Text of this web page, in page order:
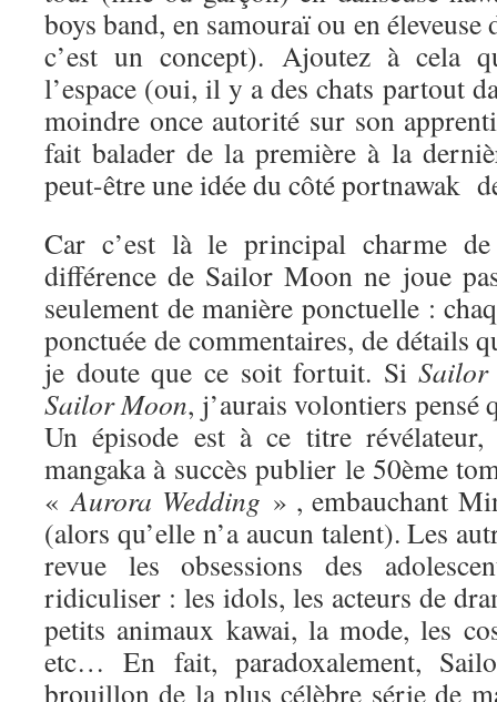
boys band, en samouraï ou en éleveuse
c’est un concept). Ajoutez à cela
l’espace (oui, il y a des chats partout
moindre once autorité sur son
fait balader de la première à la
peut-être une idée du côté portnawak
Car c’est là le principal charme
différence de Sailor Moon ne joue
seulement de manière ponctuelle :
ponctuée de commentaires, de détails
je doute que ce soit fortuit. Si
Sailor Moon, j’aurais volontiers pensé
Un épisode est à ce titre
mangaka à succès publier le 50ème
«Aurora Wedding » , embauchant
(alors qu’elle n’a aucun talent). Les
revue les obsessions des
ridiculiser : les idols, les acteurs de
petits animaux kawai, la mode, les
etc… En fait, paradoxalement,
brouillon de la plus célèbre série de